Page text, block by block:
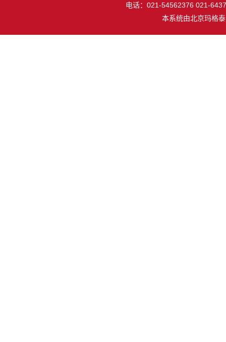
电话：021-54562376 021-
本系统由北京玛格